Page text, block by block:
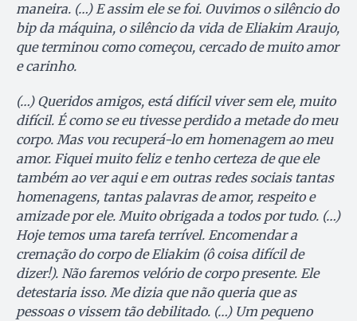
maneira. (…) E assim ele se foi. Ouvimos o silêncio do
bip da máquina, o silêncio da vida de Eliakim Araujo,
que terminou como começou, cercado de muito amor
e carinho.
(…) Queridos amigos, está difícil viver sem ele, muito
difícil. É como se eu tivesse perdido a metade do meu
corpo. Mas vou recuperá-lo em homenagem ao meu
amor. Fiquei muito feliz e tenho certeza de que ele
também ao ver aqui e em outras redes sociais tantas
homenagens, tantas palavras de amor, respeito e
amizade por ele. Muito obrigada a todos por tudo. (…)
Hoje temos uma tarefa terrível. Encomendar a
cremação do corpo de Eliakim (ô coisa difícil de
dizer!). Não faremos velório de corpo presente. Ele
detestaria isso. Me dizia que não queria que as
pessoas o vissem tão debilitado. (…) Um pequeno